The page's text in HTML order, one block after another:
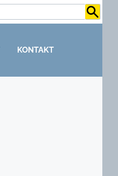
KONTAKT